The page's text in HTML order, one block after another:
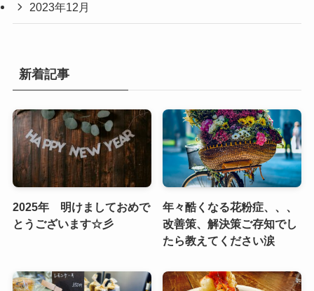
2023年12月
新着記事
2025年 明けましておめで
とうございます☆彡
年々酷くなる花粉症、、、
改善策、解決策ご存知でし
たら教えてください涙